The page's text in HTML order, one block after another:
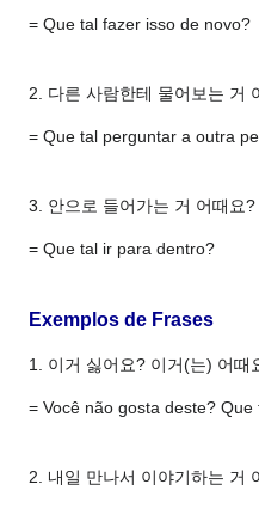
= Que tal fazer isso de novo?
2. 다른 사람한테 물어보는 거
= Que tal perguntar a outra
3. 안으로 들어가는 거 어때요?
= Que tal ir para dentro?
Exemplos de Frases
1. 이거 싫어요? 이거(는) 어때
= Você não gosta deste? Que
2. 내일 만나서 이야기하는 거